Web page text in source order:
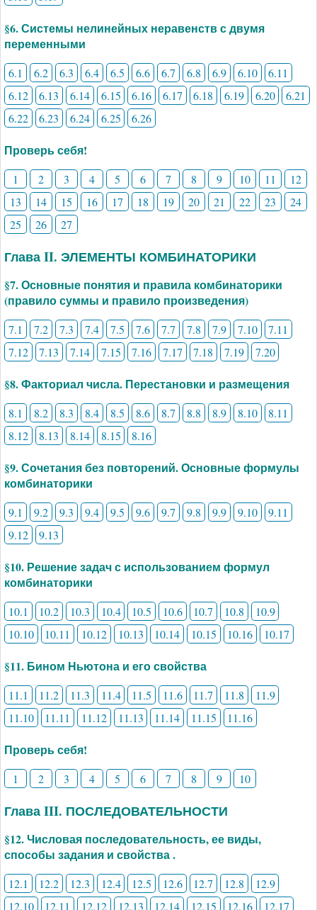
§6. Системы нелинейных неравенств с двумя
переменными
6.1 6.2 6.3 6.4 6.5 6.6 6.7 6.8 6.9 6.10
6.11
6.12
6.13 6.14 6.15 6.16 6.17 6.18 6.19 6.20
6.21
6.22
6.23 6.24 6.25 6.26
Проверь себя!
1 2 3 4 5 6 7 8 9 10 11
12
13
14 15 16 17 18 19 20 21 22 23
24
25
26 27
Глава II. ЭЛЕМЕНТЫ КОМБИНАТОРИКИ
§7. Основные понятия и правила комбинаторики
(правило суммы и правило произведения)
7.1 7.2 7.3 7.4 7.5 7.6 7.7 7.8 7.9 7.10
7.11
7.12
7.13 7.14 7.15 7.16 7.17 7.18 7.19 7.20
§8. Факториал числа. Перестановки и размещения
8.1 8.2 8.3 8.4 8.5 8.6 8.7 8.8 8.9 8.10
8.11
8.12
8.13 8.14 8.15 8.16
§9. Сочетания без повторений. Основные формулы
комбинаторики
9.1 9.2 9.3 9.4 9.5 9.6 9.7 9.8 9.9 9.10
9.11
9.12
9.13
§10. Решение задач с использованием формул
комбинаторики
10.1 10.2 10.3 10.4 10.5 10.6 10.7 10.8
10.9
10.10
10.11 10.12 10.13 10.14 10.15 10.16 10.17
§11. Бином Ньютона и его свойства
11.1 11.2 11.3 11.4 11.5 11.6 11.7 11.8
11.9
11.10
11.11 11.12 11.13 11.14 11.15 11.16
Проверь себя!
1 2 3 4 5 6 7 8 9 10
Глава III. ПОСЛЕДОВАТЕЛЬНОСТИ
§12. Числовая последовательность, ее виды,
способы задания и свойства .
12.1 12.2 12.3 12.4 12.5 12.6 12.7 12.8
12.9
12.10
12.11 12.12 12.13 12.14 12.15 12.16 12.17